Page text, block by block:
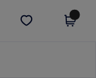
Download app